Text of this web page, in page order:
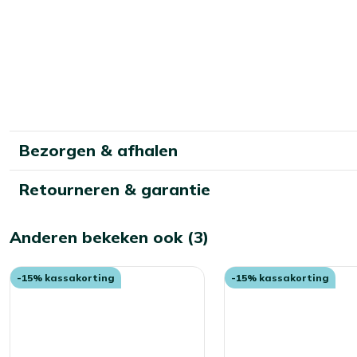
Bezorgen & afhalen
Retourneren & garantie
Anderen bekeken ook (3)
-15% kassakorting -15% kassakorting